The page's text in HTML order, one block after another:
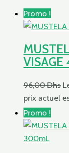
Promo !
96,00Dhs
prix actuel
Promo !